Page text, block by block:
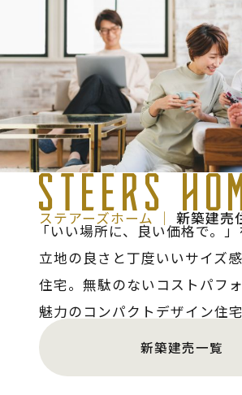
STEERS
ステアーズホーム │ 新築建売
「いい場所に、良い価格で。」
立地の良さと丁度いいサイズ
住宅。無駄のないコストパフ
魅力のコンパクトデザイン住宅
新築建売一覧